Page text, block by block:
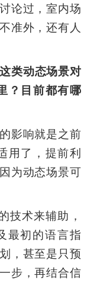
论过，室内场
准外，还有人
类动态场景对
？目前都有哪
影响就是之前
用了，提前利
为动态场景可
技术来辅助，
最初的语言指
，甚至是只预
步，再结合信